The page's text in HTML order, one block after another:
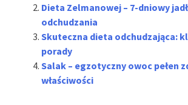
Dieta Zelmanowej – 7-dniowy
odchudzania
Skuteczna dieta odchudzająca:
porady
Salak – egzotyczny owoc pełen
właściwości